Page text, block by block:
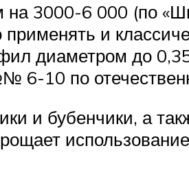
на 3000-6 000 (по
и
диаметром до
6-10 по
и бубенчики, а